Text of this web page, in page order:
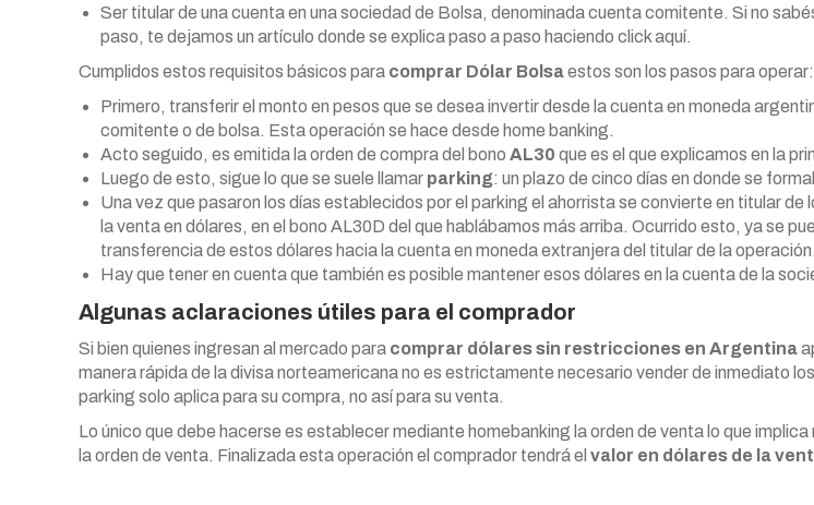
Ser titular de una cuenta en una sociedad de Bolsa, denominada cuenta comitente. Si no
paso, te dejamos un artículo donde se explica paso a paso haciendo click aquí.
Cumplidos estos requisitos básicos para comprar Dólar Bolsaestos son los pasos para operar:
Primero, transferir el monto en pesos que se desea invertir desde la cuenta en moneda
comitente o de bolsa. Esta operación se hace desde home banking.
Acto seguido, es emitida la orden de compra del bono AL30 que es el que explicamos en la
Luego de esto, sigue lo que se suele llamar parking: un plazo de cinco días en donde se
Una vez que pasaron los días establecidos por el parking el ahorrista se convierte en titular de
la venta en dólares, en el bono AL30D del que hablábamos más arriba. Ocurrido esto, ya se
transferencia de estos dólares hacia la cuenta en moneda extranjera del titular de la operación.
Hay que tener en cuenta que también es posible mantener esos dólares en la cuenta de la
Algunas aclaraciones útiles para el comprador
Si bien quienes ingresan al mercado para comprar dólares sin restricciones en Argentina
manera rápida de la divisa norteamericana no es estrictamente necesario vender de inmediato
parking solo aplica para su compra, no así para su venta.
Lo único que debe hacerse es establecer mediante homebanking la orden de venta lo que implica
la orden de venta. Finalizada esta operación el comprador tendrá el valor en dólares de la